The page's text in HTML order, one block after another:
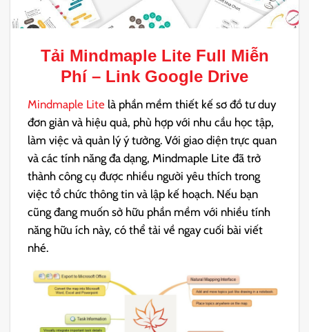
Tải Mindmaple Lite Full
Miễn
Phí – Link Google Drive
Mindmaple Lite là phần mềm thiết kế sơ đồ tư duy
đơn giản và hiệu quả, phù hợp với nhu cầu học tập,
làm việc và quản lý ý tưởng. Với giao diện trực quan
và các tính năng đa dạng, Mindmaple Lite đã trở
thành công cụ được nhiều người yêu thích trong
việc tổ chức thông tin và lập kế hoạch. Nếu bạn
cũng đang muốn sở hữu phần mềm với nhiều tính
năng hữu ích này, có thể tải về ngay cuối bài viết
nhé.